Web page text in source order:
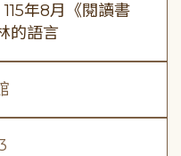
115年8月《閱讀書
的語言